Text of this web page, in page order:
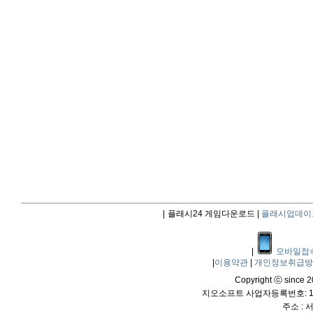
플래시24 게임다운로드 | 플래시업데이
모바일접
이용약관
개인정보취급
Copyright ⓒ since
지오소프트 사업자등록번호:
주소 :